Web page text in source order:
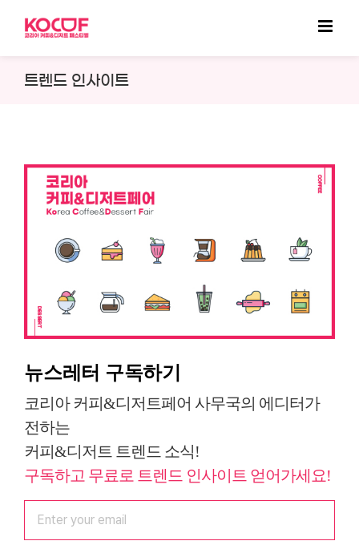
content
트렌드 인사이트
뉴스레터 구독하기
코리아 커피&디저트페어 사무국의 에디터가
전하는
커피&디저트 트렌드 소식!
구독하고 무료로 트렌드 인사이트 얻어가세요!